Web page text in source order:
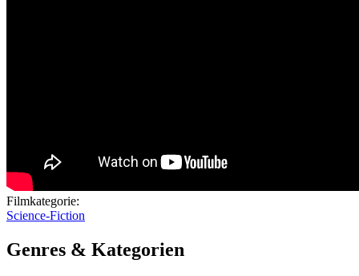
Filmkategorie:
Science-Fiction
Genres & Kategorien